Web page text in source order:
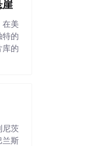
崖
在美
特的
库的
尼茨
兰斯